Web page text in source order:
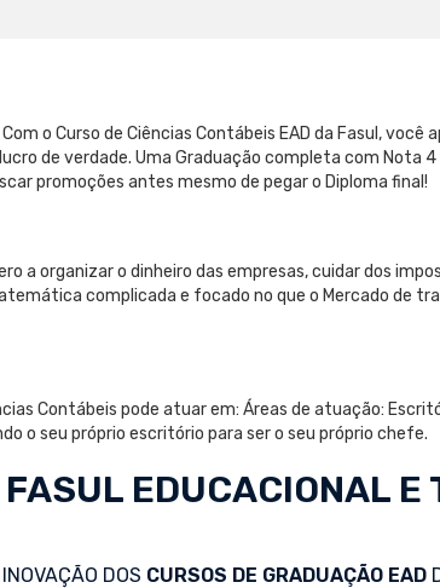
o Curso de Ciências Contábeis EAD da Fasul, você
de verdade. Uma Graduação completa com Nota
promoções antes mesmo de pegar o Diploma final!
a organizar o dinheiro das empresas, cuidar dos
complicada e focado no que o Mercado de
Contábeis pode atuar em: Áreas de atuação:
o seu próprio escritório para ser o seu próprio chefe.
EDUCACIONAL E
DOS CURSOS DE GRADUAÇÃO EAD